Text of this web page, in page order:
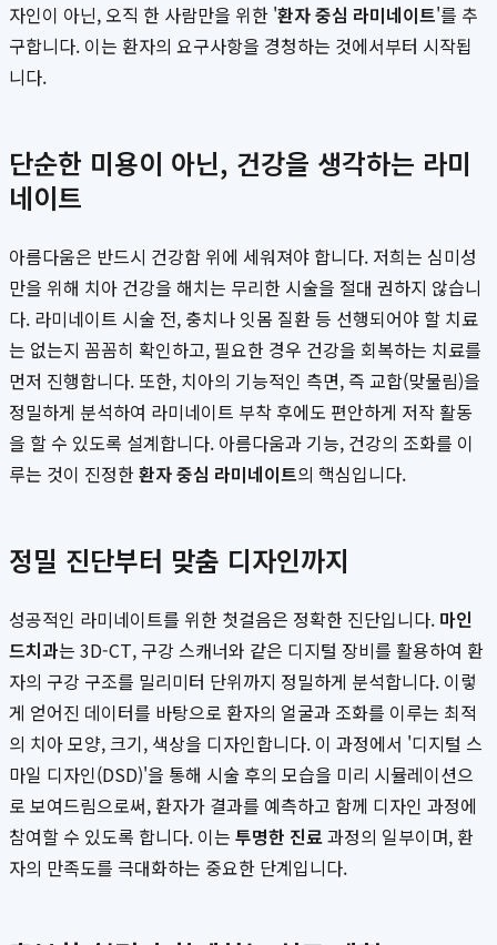
자인이 아닌, 오직 한 사람만을 위한 '환자 중심 라미네이트'를 추
구합니다. 이는 환자의 요구사항을 경청하는 것에서부터 시작됩
니다.
단순한 미용이 아닌, 건강을 생각하는 라미
네이트
아름다움은 반드시 건강함 위에 세워져야 합니다. 저희는 심미성
만을 위해 치아 건강을 해치는 무리한 시술을 절대 권하지 않습니
다. 라미네이트 시술 전, 충치나 잇몸 질환 등 선행되어야 할 치료
는 없는지 꼼꼼히 확인하고, 필요한 경우 건강을 회복하는 치료를
먼저 진행합니다. 또한, 치아의 기능적인 측면, 즉 교합(맞물림)을
정밀하게 분석하여 라미네이트 부착 후에도 편안하게 저작 활동
을 할 수 있도록 설계합니다. 아름다움과 기능, 건강의 조화를 이
루는 것이 진정한환자 중심 라미네이트의 핵심입니다.
정밀 진단부터 맞춤 디자인까지
성공적인 라미네이트를 위한 첫걸음은 정확한 진단입니다. 마인
드치과는 3D-CT, 구강 스캐너와 같은 디지털 장비를 활용하여 환
자의 구강 구조를 밀리미터 단위까지 정밀하게 분석합니다. 이렇
게 얻어진 데이터를 바탕으로 환자의 얼굴과 조화를 이루는 최적
의 치아 모양, 크기, 색상을 디자인합니다. 이 과정에서 '디지털 스
마일 디자인(DSD)'을 통해 시술 후의 모습을 미리 시뮬레이션으
로 보여드림으로써, 환자가 결과를 예측하고 함께 디자인 과정에
참여할 수 있도록 합니다. 이는 투명한 진료과정의 일부이며, 환
자의 만족도를 극대화하는 중요한 단계입니다.